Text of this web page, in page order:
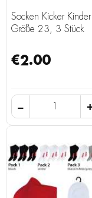
Socken Kicker Kinder
Größe 23, 3 Stück
€2.00